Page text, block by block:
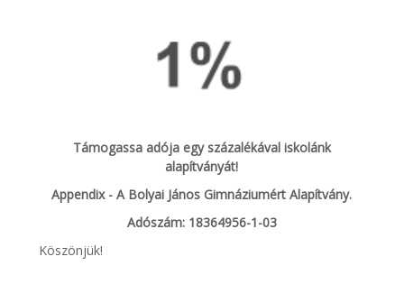
Támogassa adója egy százalékával iskolánk
alapítványát!
Appendix - A Bolyai János Gimnáziumért Alapítvány.
Adószám: 18364956-1-03
Köszönjük!